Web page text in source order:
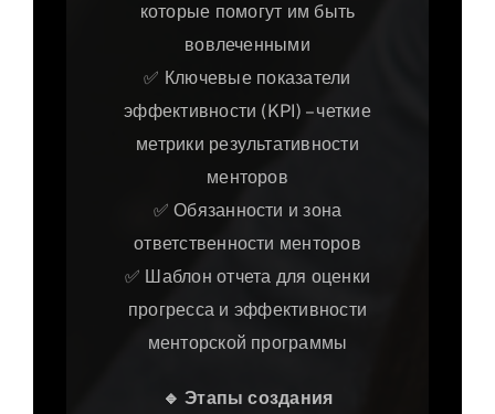
которые помогут им быть
вовлеченными
✅ Ключевые показатели
эффективности (KPI) – четкие
метрики результативности
менторов
✅ Обязанности и зона
ответственности менторов
✅ Шаблон отчета для оценки
прогресса и эффективности
менторской программы
🔹 Этапы создания